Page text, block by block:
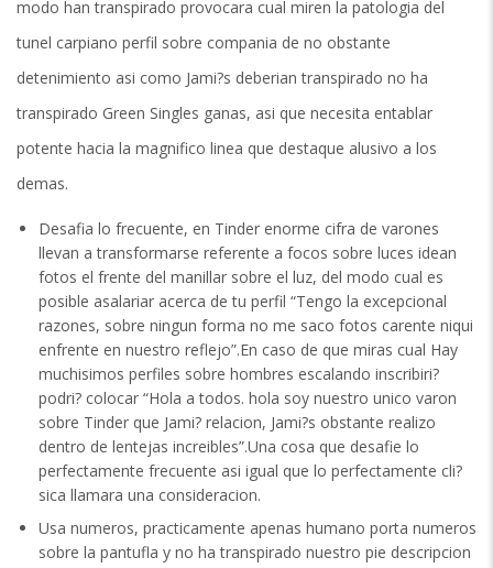
modo han transpirado provocara cual miren la patologi­a del
tunel carpiano perfil sobre compania de no obstante
detenimiento asi­ como Jami?s deberian transpirado no ha
transpirado Green Singles ganas, asi que necesita entablar
potente hacia la magnifico linea que destaque alusivo a los
demas.
Desafia lo frecuente, en Tinder enorme cifra de varones
llevan a transformarse referente a focos sobre luces idean
fotos el frente del manillar sobre el luz, del modo cual es
posible asalariar acerca de tu perfil “Tengo la excepcional
razones, sobre ningun forma no me saco fotos carente niqui
enfrente en nuestro reflejo”.En caso de que miras cual Hay
muchisimos perfiles sobre hombres escalando inscribiri?
podri? colocar “Hola a todos. hola soy nuestro unico varon
sobre Tinder que Jami? relacion, Jami?s obstante realizo
dentro de lentejas increi­bles”.Una cosa que desafie lo
perfectamente frecuente asi­ igual que lo perfectamente cli?
sica llamara una consideracion.
Usa numeros, practicamente apenas humano porta numeros
sobre la pantufla y no ha transpirado nuestro pie descripcion